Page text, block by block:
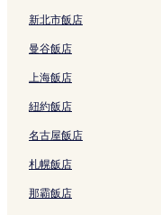
新北市飯店
曼谷飯店
上海飯店
紐約飯店
名古屋飯店
札幌飯店
那霸飯店